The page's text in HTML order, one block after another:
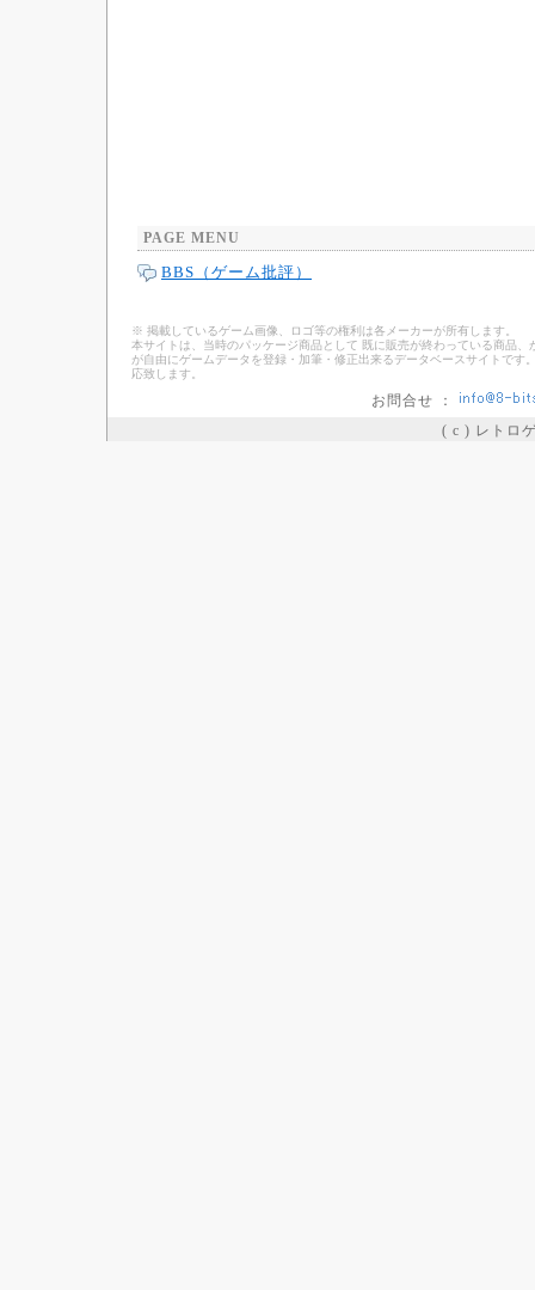
PAGE MENU
BBS（ゲーム批評）
※ 掲載しているゲーム画像、ロゴ等の権利は各メーカーが所有します。
本サイトは、当時のパッケージ商品として 既に販売が終わっている商品
が自由にゲームデータを登録・加筆・修正出来るデータベースサイトで
応致します。
お問合せ ：
( c ) レトロ